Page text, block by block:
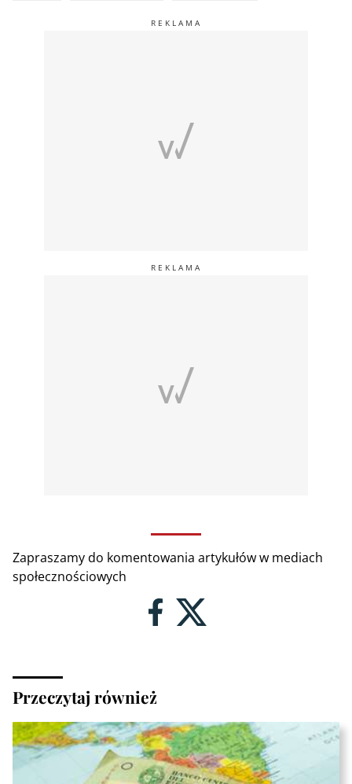
Zapraszamy do komentowania artykułów w mediach
społecznościowych
Przeczytaj również